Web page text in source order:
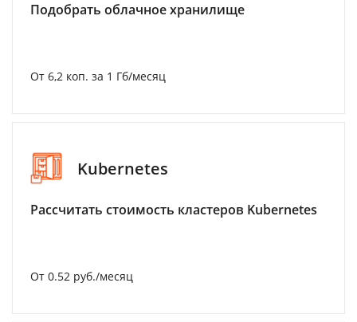
Подобрать облачное хранилище
От 6,2 коп. за 1 Гб/месяц
Kubernetes
Рассчитать стоимость кластеров Kubernetes
От 0.52 руб./месяц